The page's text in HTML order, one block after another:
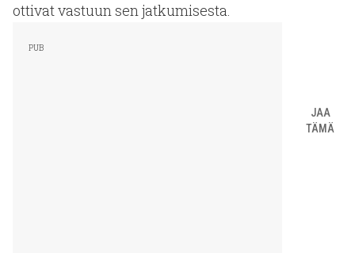
ottivat vastuun sen jatkumisesta.
JAA
TÄMÄ